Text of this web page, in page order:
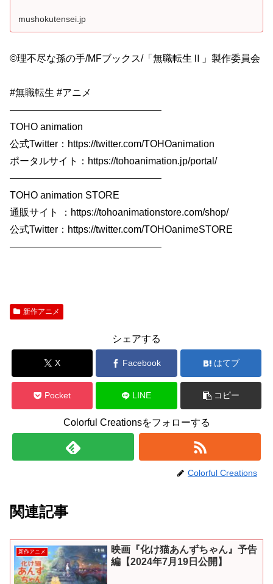
mushokutensei.jp
©理不尽な孫の手/MFブックス/「無職転生Ⅱ」製作委員会
#無職転生 #アニメ
———————————————–
TOHO animation
公式Twitter：https://twitter.com/TOHOanimation
ポータルサイト：https://tohoanimation.jp/portal/
———————————————–
TOHO animation STORE
通販サイト ：https://tohoanimationstore.com/shop/
公式Twitter：https://twitter.com/TOHOanimeSTORE
———————————————–
新作アニメ
シェアする
X Facebook はてブ
Pocket LINE コピー
Colorful Creationsをフォローする
Colorful Creations
関連記事
新作アニメ
映画『化け猫あんずちゃん』予告
編【2024年7月19日公開】